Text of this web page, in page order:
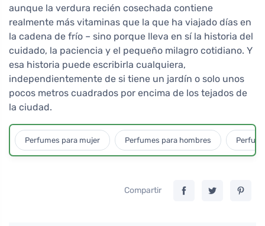
aunque la verdura recién cosechada contiene
realmente más vitaminas que la que ha viajado días en
la cadena de frío – sino porque lleva en sí la historia del
cuidado, la paciencia y el pequeño milagro cotidiano. Y
esa historia puede escribirla cualquiera,
independientemente de si tiene un jardín o solo unos
pocos metros cuadrados por encima de los tejados de
la ciudad.
Perfumes para mujer Perfumes para hombres
Compartir